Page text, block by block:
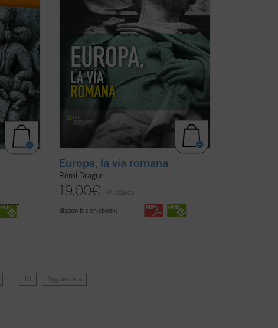
Europa, la vía romana
Rémi Brague
19,00€ IVA incluido
disponible en ebook:
16 Siguiente »